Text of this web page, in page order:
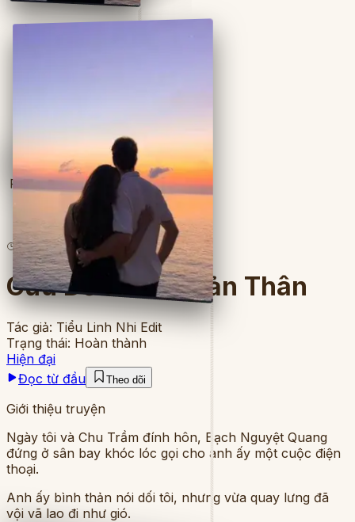
Full
5lượt đọc· 5 chương
Cứu Dỗi Chính Bản Thân
Tác giả: Tiểu Linh Nhi Edit
Trạng thái: Hoàn thành
Hiện đại
Đọc từ đầu
Theo dõi
Giới thiệu truyện
Ngày tôi và Chu Trầm đính hôn, Bạch Nguyệt Quang
đứng ở sân bay khóc lóc gọi cho anh ấy một cuộc điện
thoại.
Anh ấy bình thản nói dối tôi, nhưng vừa quay lưng đã
vội vã lao đi như gió.